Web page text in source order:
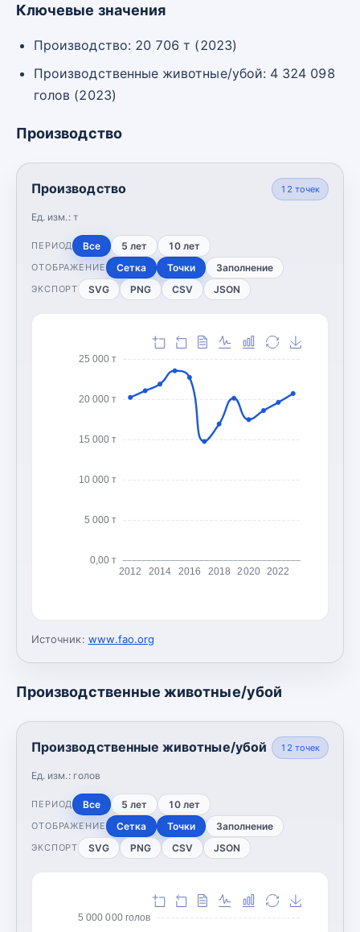
Ключевые значения
Производство: 20 706 т (2023)
Производственные животные/убой: 4 324 098
голов (2023)
Производство
Производство
Ед. изм.: т
12 точек
ПЕРИОД Все 5 лет 10 лет
ОТОБРАЖЕНИЕ Сетка Точки Заполнение
ЭКСПОРТ SVG PNG CSV JSON
0,00 т
5 000 т
10 000 т
15 000 т
20 000 т
25 000 т
2012 2014 2016 2018 2020 2022
Источник: www.fao.org
Производственные животные/убой
Производственные животные/убой
Ед. изм.: голов
12 точек
ПЕРИОД Все 5 лет 10 лет
ОТОБРАЖЕНИЕ Сетка Точки Заполнение
ЭКСПОРТ SVG PNG CSV JSON
5 000 000 голов